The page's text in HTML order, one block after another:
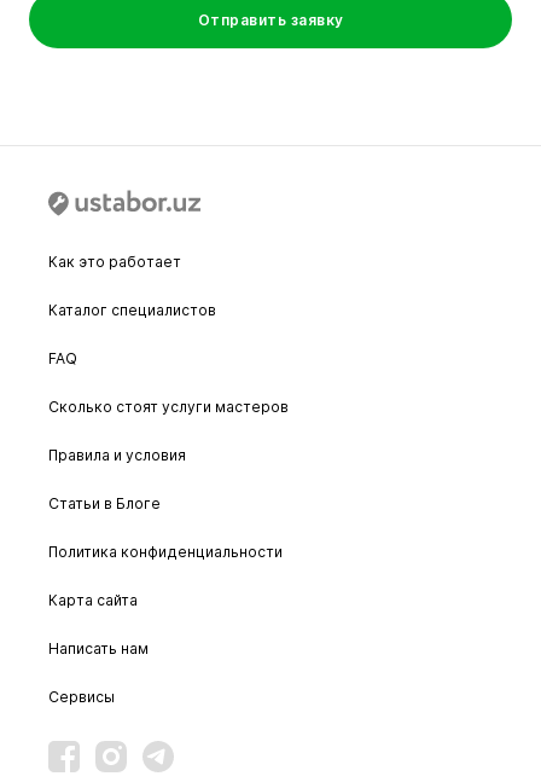
Отправить заявку
Как это работает
Каталог специалистов
FAQ
Сколько стоят услуги мастеров
Правила и условия
Статьи в Блоге
Политика конфиденциальности
Карта сайта
Написать нам
Сервисы